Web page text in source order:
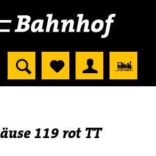
119 rot TT